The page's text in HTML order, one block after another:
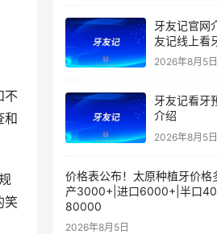
不
和
笑
牙友记官网
友记线上看
优势在哪里？
2026年8月5日
牙友记看牙
介绍
2026年8月5日
价格表公布！太原种植牙价格
产3000+|进口6000+|半口
80000
2026年8月5日